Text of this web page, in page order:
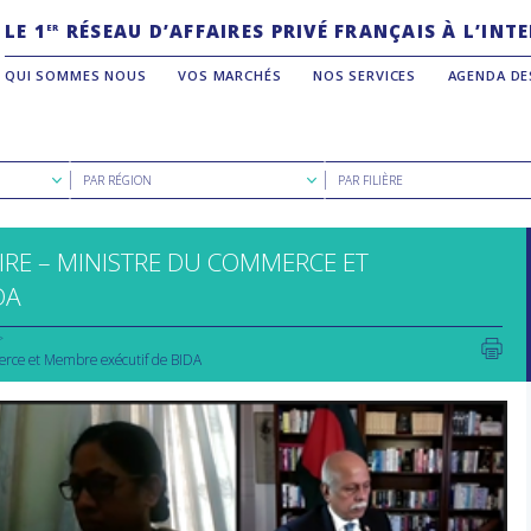
LE 1 ER RÉSEAU D’AFFAIRES PRIVÉ FRANÇAIS À
QUI SOMMES NOUS VOS MARCHÉS NOS SERVICES AGENDA
Rechercher
parPAR RÉGION
Rechercher
parPAR FILIÈRE
– MINISTRE DU COMMERCE ET
et Membre exécutif de BIDA